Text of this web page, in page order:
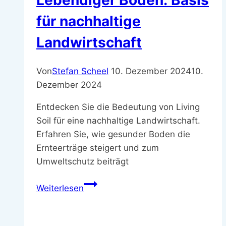
für nachhaltige
Landwirtschaft
VonStefan Scheel 10. Dezember 202410.
Dezember 2024
Entdecken Sie die Bedeutung von Living
Soil für eine nachhaltige Landwirtschaft.
Erfahren Sie, wie gesunder Boden die
Ernteerträge steigert und zum
Umweltschutz beiträgt
WeiterlesenLebendiger